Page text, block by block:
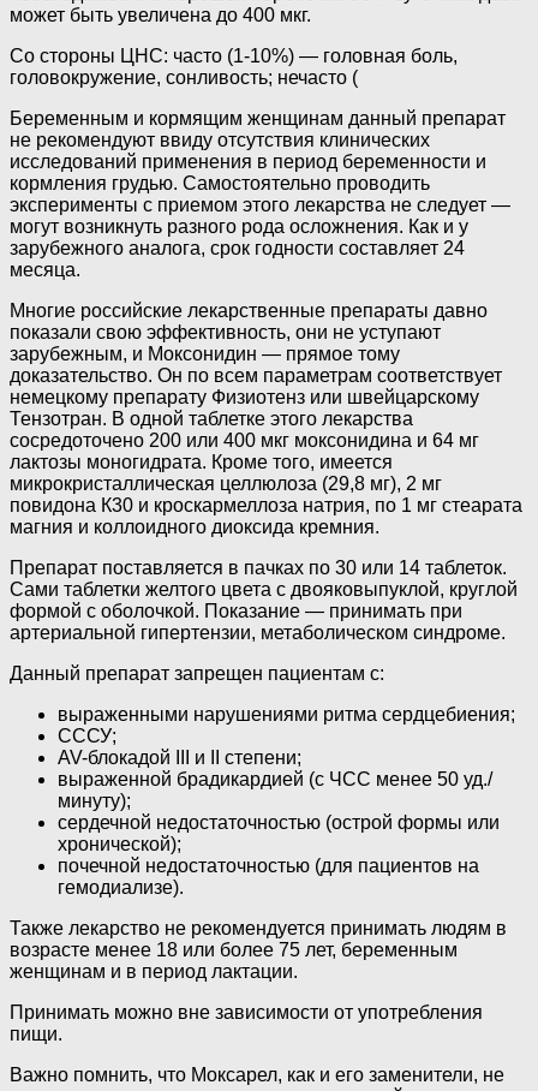
может быть увеличена до 400 мкг.
Со стороны ЦНС: часто (1-10%) — головная боль,
головокружение, сонливость; нечасто (
Беременным и кормящим женщинам данный препарат
не рекомендуют ввиду отсутствия клинических
исследований применения в период беременности и
кормления грудью. Самостоятельно проводить
эксперименты с приемом этого лекарства не следует —
могут возникнуть разного рода осложнения. Как и у
зарубежного аналога, срок годности составляет 24
месяца.
Многие российские лекарственные препараты давно
показали свою эффективность, они не уступают
зарубежным, и Моксонидин — прямое тому
доказательство. Он по всем параметрам соответствует
немецкому препарату Физиотенз или швейцарскому
Тензотран. В одной таблетке этого лекарства
сосредоточено 200 или 400 мкг моксонидина и 64 мг
лактозы моногидрата. Кроме того, имеется
микрокристаллическая целлюлоза (29,8 мг), 2 мг
повидона К30 и кроскармеллоза натрия, по 1 мг стеарата
магния и коллоидного диоксида кремния.
Препарат поставляется в пачках по 30 или 14 таблеток.
Сами таблетки желтого цвета с двояковыпуклой, круглой
формой с оболочкой. Показание — принимать при
артериальной гипертензии, метаболическом синдроме.
Данный препарат запрещен пациентам с:
выраженными нарушениями ритма сердцебиения;
СССУ;
AV-блокадой III и II степени;
выраженной брадикардией (с ЧСС менее 50 уд./
минуту);
сердечной недостаточностью (острой формы или
хронической);
почечной недостаточностью (для пациентов на
гемодиализе).
Также лекарство не рекомендуется принимать людям в
возрасте менее 18 или более 75 лет, беременным
женщинам и в период лактации.
Принимать можно вне зависимости от употребления
пищи.
Важно помнить, что Моксарел, как и его заменители, не